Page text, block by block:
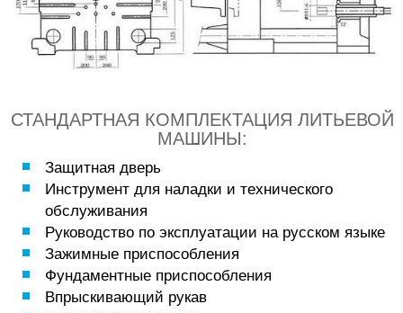
СТАНДАРТНАЯ КОМПЛЕКТАЦИЯ ЛИТЬЕВОЙ
МАШИНЫ:
Защитная дверь
Инструмент для наладки и технического
обслуживания
Руководство по эксплуатации на русском языке
Зажимные приспособления
Фундаментные приспособления
Впрыскивающий рукав